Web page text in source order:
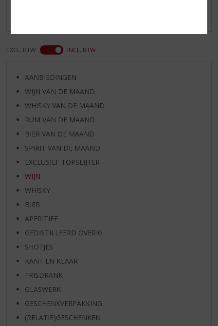
EXCL. BTW INCL. BTW
AANBIEDINGEN
WIJN VAN DE MAAND
WHISKY VAN DE MAAND
RUM VAN DE MAAND
BIER VAN DE MAAND
SPIRIT VAN DE MAAND
EXCLUSIEF TOPSLIJTER
WIJN
WHISKY
BIER
APERITIEF
GEDISTILLEERD OVERIG
SHOTJES
KANT EN KLAAR
FRISDRANK
GLASWERK
GESCHENKVERPAKKING
(RELATIE)GESCHENKEN